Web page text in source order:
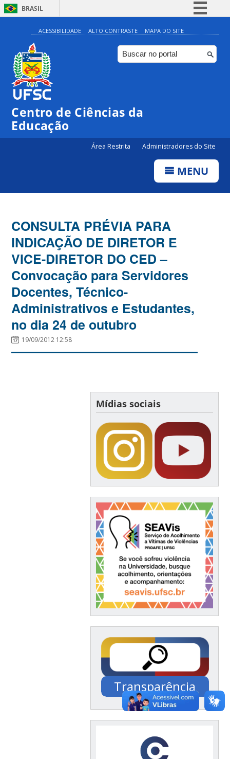
BRASIL
Simplifique!
Comunica BR
Participe
ACESSIBILIDADE ALTO CONTRASTE MAPA DO SITE
Centro de Ciências da
Educação
Área Restrita Administradores do Site
MENU
CONSULTA PRÉVIA PARA
INDICAÇÃO DE DIRETOR E
VICE-DIRETOR DO CED –
Convocação para Servidores
Docentes, Técnico-
Administrativos e Estudantes,
no dia 24 de outubro
19/09/2012 12:58
Mídias sociais
Transparência
Documentação /
Financeiro / Compras